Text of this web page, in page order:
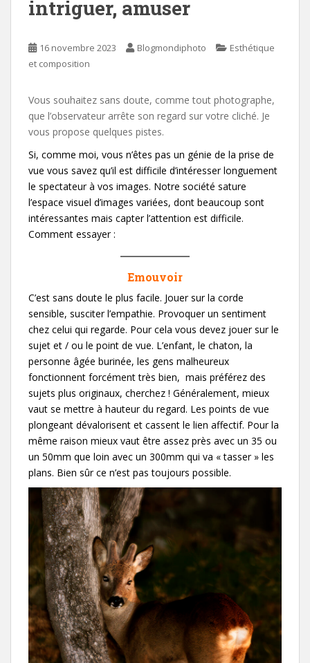
intriguer, amuser
16 novembre 2023 Blogmondiphoto
Esthétique
et composition
Vous souhaitez sans doute, comme tout photographe,
que l’observateur arrête son regard sur votre cliché. Je
vous propose quelques pistes.
Si, comme moi, vous n’êtes pas un génie de la prise de
vue vous savez qu’il est difficile d’intéresser longuement
le spectateur à vos images. Notre société sature
l’espace visuel d’images variées, dont beaucoup sont
intéressantes mais capter l’attention est difficile.
Comment essayer :
Emouvoir
C’est sans doute le plus facile. Jouer sur la corde
sensible, susciter l’empathie. Provoquer un sentiment
chez celui qui regarde. Pour cela vous devez jouer sur le
sujet et / ou le point de vue. L’enfant, le chaton, la
personne âgée burinée, les gens malheureux
fonctionnent forcément très bien, mais préférez des
sujets plus originaux, cherchez ! Généralement, mieux
vaut se mettre à hauteur du regard. Les points de vue
plongeant dévalorisent et cassent le lien affectif. Pour la
même raison mieux vaut être assez près avec un 35 ou
un 50mm que loin avec un 300mm qui va « tasser » les
plans. Bien sûr ce n’est pas toujours possible.